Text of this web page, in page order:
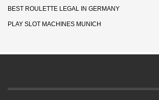
BEST ROULETTE LEGAL IN GERMANY
PLAY SLOT MACHINES MUNICH